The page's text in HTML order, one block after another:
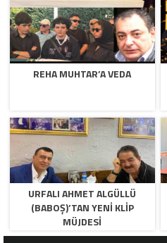
REHA MUHTAR’A VEDA
URFALI AHMET ALGÜLLÜ
(BABOŞ)’TAN YENI KLIP
MÜJDESI